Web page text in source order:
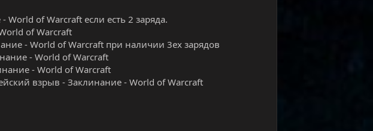
of Warcraft если есть 2 заряда.
of Warcraft
- World of Warcraft при наличии 3ех зарядов
- World of Warcraft
- World of Warcraft
взрыв - Заклинание - World of Warcraft